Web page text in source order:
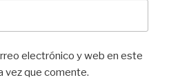
electrónico y web en este
vez que comente.